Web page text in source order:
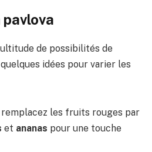
de possibilités de
idées pour varier les
remplacez les fruits rouges par
et ananas pour une touche